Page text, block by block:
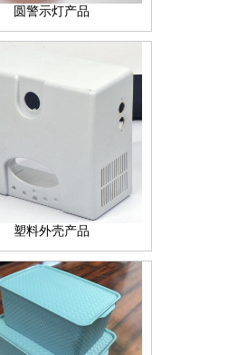
圆警示灯产品
塑料外壳产品